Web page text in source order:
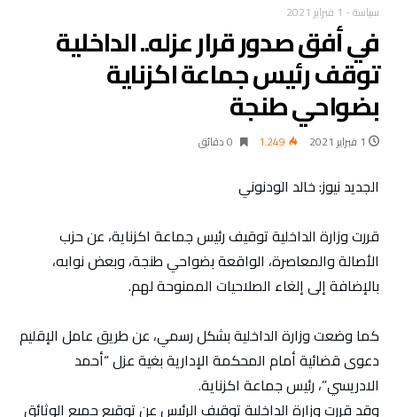
سياسة- 1 فبراير 2021
في أفق صدور قرار عزله.. الداخلية
توقف رئيس جماعة اكزناية
بضواحي طنجة
1 فبراير 2021 1٬249 0 ‫دقائق‬
الجديد نيوز: خالد الودنوني
قررت وزارة الداخلية توقيف رئيس جماعة اكزناية، عن حزب
الأصالة والمعاصرة، الواقعة بضواحي طنجة، وبعض نوابه،
بالإضافة إلى إلغاء الصلاحيات الممنوحة لهم.
كما وضعت وزارة الداخلية بشكل رسمي، عن طريق عامل الإقليم
دعوى قضائية أمام المحكمة الإدارية بغية عزل “أحمد
الادريسي”، رئيس جماعة اكزناية.
وقد قررت وزارة الداخلية توقيف الرئيس عن توقيع جميع الوثائق